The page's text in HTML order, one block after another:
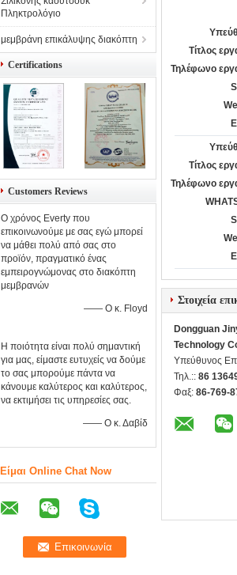
Πληκτρολόγιο
μεμβράνη επικάλυψης διακόπτη
Certifications
Customers Reviews
Ο χρόνος Everty που
επικοινωνούμε με σας εγώ μπορεί
να μάθει πολύ από σας στο
προϊόν, πραγματικό ένας
εμπειρογνώμονας στο διακόπτη
μεμβρανών
—— Ο κ. Floyd
Η ποιότητα είναι πολύ σημαντική
για μας, είμαστε ευτυχείς να δούμε
το σας μπορούμε πάντα να
κάνουμε καλύτερος και καλύτερος,
να εκτιμήσει τις υπηρεσίες σας.
—— Ο κ. Δαβίδ
Είμαι Online Chat Now
Τίτλος
Τηλέφωνο
Τίτλος
Τηλέφωνο
Στοιχεία
Dongguan
Technology
Υπεύθυνος
Τηλ.:: 86
Φαξ: 86-769-